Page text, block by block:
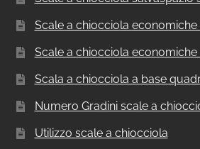
Scale a chiocciola economiche
Scale a chiocciola economiche
Scala a chiocciola a base
Numero Gradini scale a
Utilizzo scale a chiocciola